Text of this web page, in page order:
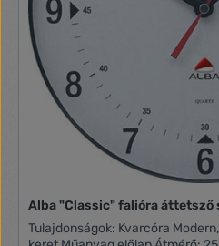
Alba "Classic" falióra áttetsző
Tulajdonságok: Kvarcóra Modern, elegáns, szürke műanyag